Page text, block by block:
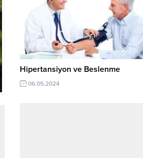
Hipertansiyon ve Beslenme
06.05.2024